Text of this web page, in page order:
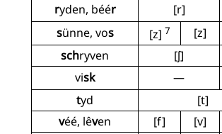
ryden, béér [r]
sünne, vos [z] 7 [z]
schryven [ʃ]
visk —
tyd
[t]
véé, lêven [f] [v]